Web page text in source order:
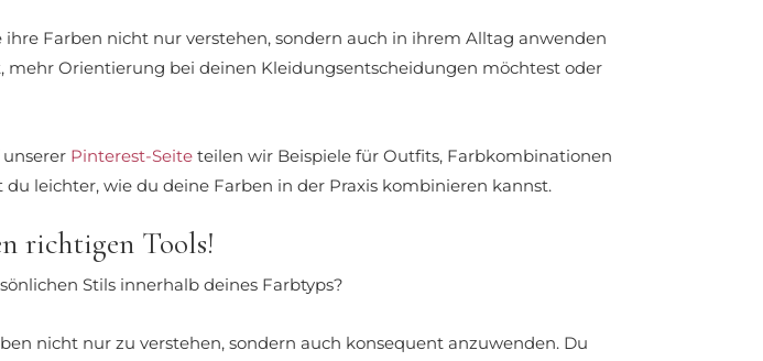
Farben nicht nur verstehen, sondern auch in ihrem Alltag anwenden
Orientierung bei deinen Kleidungsentscheidungen möchtest oder
Pinterest-Seite teilen wir Beispiele für Outfits, Farbkombinationen
leichter, wie du deine Farben in der Praxis kombinieren kannst.
richtigen Tools!
Stils innerhalb deines Farbtyps?
nicht nur zu verstehen, sondern auch konsequent anzuwenden. Du